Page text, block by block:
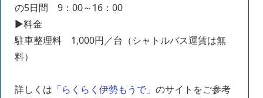
の5日間 9：00～16：00
▶料金
駐車整理料 1,000円／台（シャトルバス運賃は無
料）
詳しくは 「らくらく伊勢もうで」 のサイトをご参考